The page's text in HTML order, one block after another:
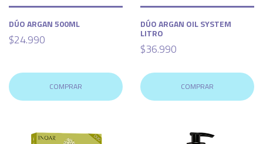
DÚO ARGAN 500ML
$24.990
COMPRAR
DÚO ARGAN OIL SYSTEM
LITRO
$36.990
COMPRAR